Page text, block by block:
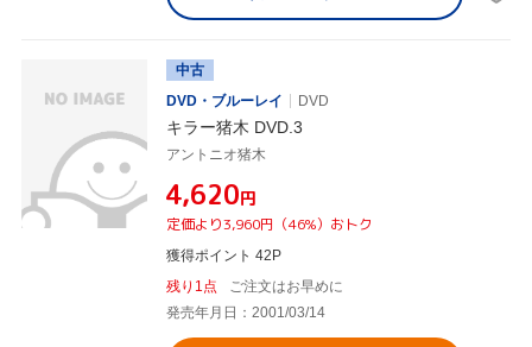
中古
DVD・ブルーレイ
DVD
キラー猪木 DVD.3
アントニオ猪木
¥4,620円
定価より3,960円（46%）おトク
獲得ポイント 42P
残り1点
ご注文はお早めに
発売年月日：2001/03/14